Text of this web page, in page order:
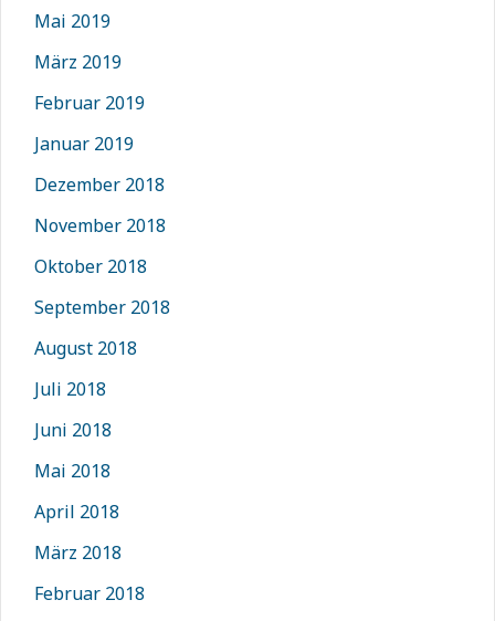
Mai 2019
März 2019
Februar 2019
Januar 2019
Dezember 2018
November 2018
Oktober 2018
September 2018
August 2018
Juli 2018
Juni 2018
Mai 2018
April 2018
März 2018
Februar 2018